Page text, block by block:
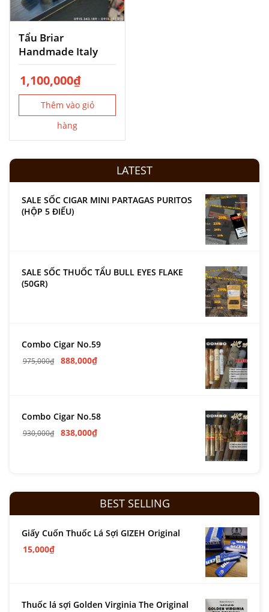
Tẩu Briar
Handmade Italy
1,100,000₫
Thêm vào giỏ
hàng
LATEST
SALE SỐC CIGAR MINI PARTAGAS PURITOS
(HỘP 5 ĐIẾU)
SALE SỐC THUỐC TẨU BULL EYES FLAKE
(50GR)
Combo Cigar No.59
975,000₫ 888,000₫
Combo Cigar No.58
930,000₫ 838,000₫
BEST SELLING
Giấy Cuốn Thuốc Lá Sợi GIZEH Original
15,000₫
Thuốc lá sợi Golden Virginia The Original